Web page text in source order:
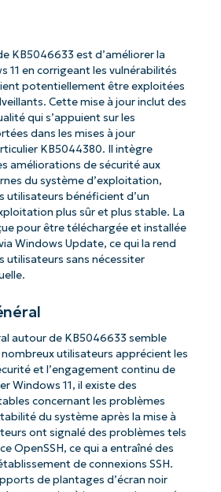
KB5046633 est d’améliorer la
11 en corrigeant les vulnérabilités
potentiellement être exploitées
Cette mise à jour inclut des
qui s’appuient sur les
dans les mises à jour
KB5044380. Il intègre
améliorations de sécurité aux
du système d’exploitation,
utilisateurs bénéficient d’un
plus sûr et plus stable. La
pour être téléchargée et installée
Windows Update, ce qui la rend
utilisateurs sans nécessiter
autour de KB5046633 semble
utilisateurs apprécient les
et l’engagement continu de
Windows 11, il existe des
concernant les problèmes
du système après la mise à
ont signalé des problèmes tels
OpenSSH, ce qui a entraîné des
de connexions SSH.
de plantages d’écran noir